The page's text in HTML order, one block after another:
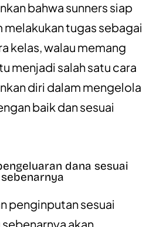
bahwa sunners siap
melakukan tugas sebagai
kelas, walau memang
menjadi salah satu cara
diri dalam mengelola
baik dan sesuai
dana sesuai
penginputan sesuai
akan